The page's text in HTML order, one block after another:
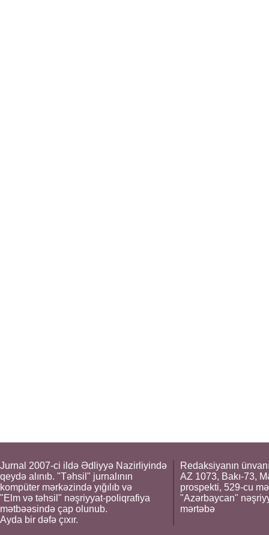
Jurnal 2007-ci ildə Ədliyyə Nazirliyində
qeydə alınıb. "Təhsil" jurnalının
kompüter mərkəzində yığılıb və
"Elm və təhsil" nəşriyyat-poliqrafiya
mətbəəsində çap olunub.
Ayda bir dəfə çıxır.
Redaksiyanın
AZ 1073, Bakı-73,
prospekti, 529-cu
"Azərbaycan"
mərtəbə